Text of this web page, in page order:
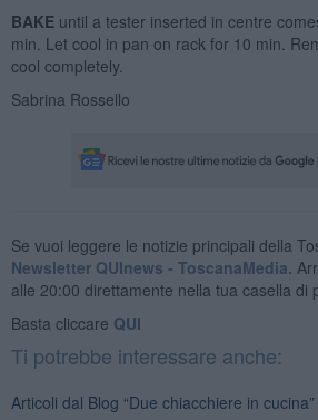
BAKEuntil a tester inserted in centre
min. Let cool in pan on rack for 10 min.
cool completely.
Sabrina Rossello
Se vuoi leggere le notizie principali della
Newsletter QUInews - ToscanaMedia.
alle 20:00 direttamente nella tua casella di
Basta cliccare QUI
Ti potrebbe interessare anche:
Articoli dal Blog “Due chiacchiere in